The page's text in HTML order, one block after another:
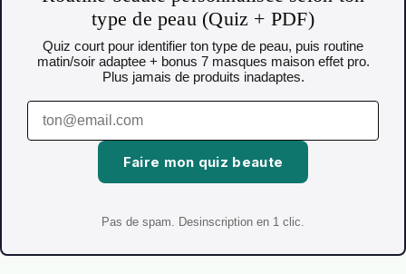
type de peau (Quiz + PDF)
Quiz court pour identifier ton type de peau, puis routine
matin/soir adaptee + bonus 7 masques maison effet pro.
Plus jamais de produits inadaptes.
Faire mon quiz beaute
Pas de spam. Desinscription en 1 clic.